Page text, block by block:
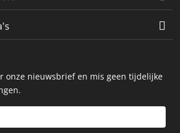
onze nieuwsbrief en mis geen tijdelijke